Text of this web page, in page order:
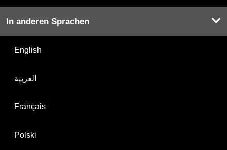
In anderen Sprachen
English
العربية
Français
Polski